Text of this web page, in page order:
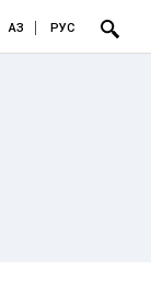
ҚАЗ РУС